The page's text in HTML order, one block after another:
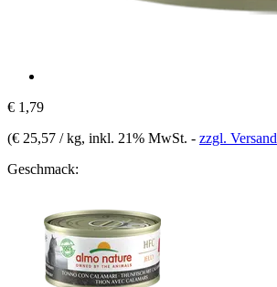
€ 1,79
(€ 25,57 / kg, inkl. 21% MwSt. - zzgl. Versand
Geschmack: